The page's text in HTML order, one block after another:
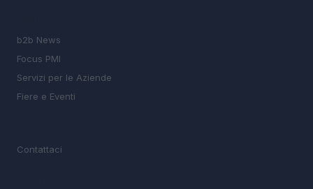
b2b News
Focus PMI
Servizi per le Aziende
Fiere e Eventi
Contattaci